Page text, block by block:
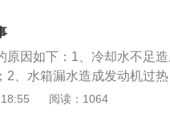
法：可尝试把风扇的线束拔
者专业的修理店换新的即可
，这属于正常现象，空调关
电子扇也会一直转动。解决
原因如下：1、冷却水不足
2、水箱漏水造成发动机过
更换水箱或者进行修补；3、
阅读：1064